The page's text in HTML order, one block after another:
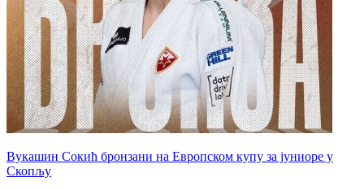
Вукашин Сокић бронзани на Европском купу за јуниоре у
Скопљу